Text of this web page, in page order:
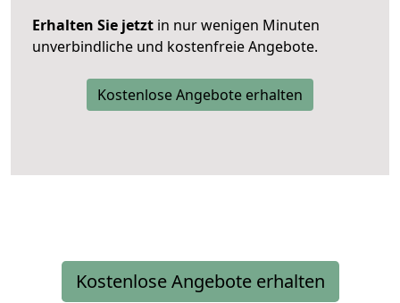
Erhalten Sie jetzt in nur wenigen Minuten
unverbindliche und kostenfreie Angebote.
Kostenlose Angebote erhalten
Kostenlose Angebote erhalten